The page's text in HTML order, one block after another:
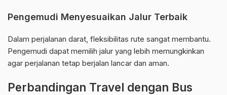
Pengemudi Menyesuaikan Jalur Terbaik
Dalam perjalanan darat, fleksibilitas rute sangat membantu.
Pengemudi dapat memilih jalur yang lebih memungkinkan
agar perjalanan tetap berjalan lancar dan aman.
Perbandingan Travel dengan Bus